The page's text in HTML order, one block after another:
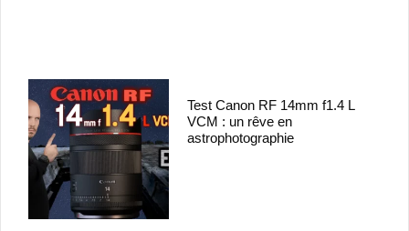
Test Canon RF 14mm f1.4 L
VCM : un rêve en
astrophotographie